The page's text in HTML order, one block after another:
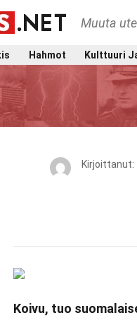
Muuta
Hahmot Kulttuuri
Kirjoittanut:
Koivu, tuo